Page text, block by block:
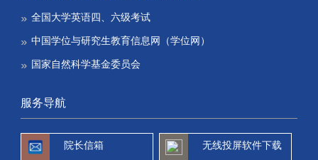
全国大学英语四、六级考试
中国学位与研究生教育信息网（学位网）
国家自然科学基金委员会
服务导航
院长信箱 无线投屏软件下载